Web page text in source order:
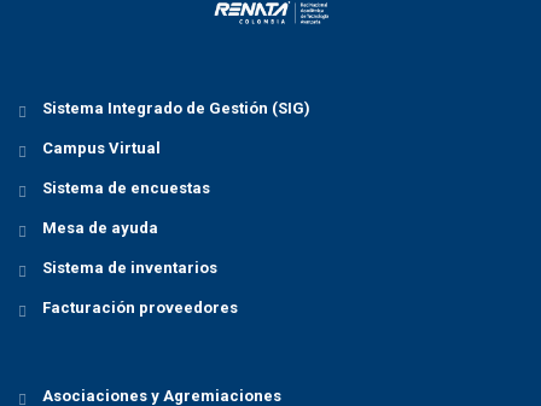
Sistema Integrado de Gestión (SIG)
Campus Virtual
Sistema de encuestas
Mesa de ayuda
Sistema de inventarios
Facturación proveedores
Asociaciones y Agremiaciones